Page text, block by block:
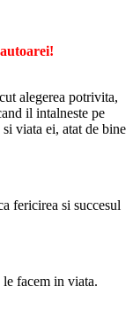
alegerea potrivita,
il intalneste pe
viata ei, atat de bine
fericirea si succesul
facem in viata.